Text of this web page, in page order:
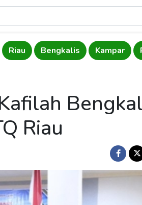
Riau Bengkalis Kampar
Riau